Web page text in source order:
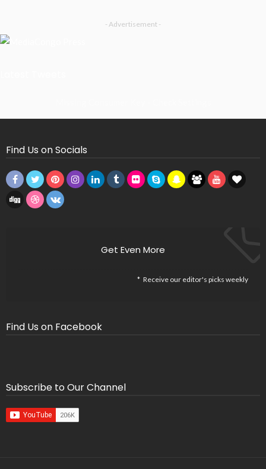
- Advertisement -
Find Us on Socials
Get Even More
Receive our editor's picks weekly
Find Us on Facebook
Subscribe to Our Channel